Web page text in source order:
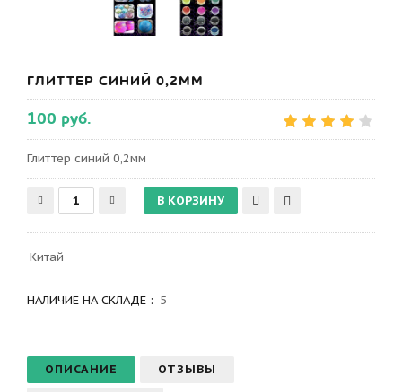
ГЛИТТЕР СИНИЙ 0,2ММ
100 руб.
Глиттер синий 0,2мм
Китай
НАЛИЧИЕ НА СКЛАДЕ : 5
ОПИСАНИЕ ОТЗЫВЫ